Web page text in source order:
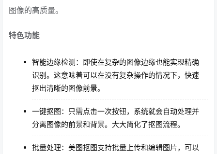
图像的高质量。
特色功能
智能边缘检测：即使在复杂的图像边缘也能实现精确
识别。这意味着可以在没有复杂操作的情况下，快速
抠出清晰的图像前景。
一键抠图：只需点击一次按钮，系统就会自动处理并
分离图像的前景和背景。大大简化了抠图流程。
批量处理：美图抠图支持批量上传和编辑图片，可以